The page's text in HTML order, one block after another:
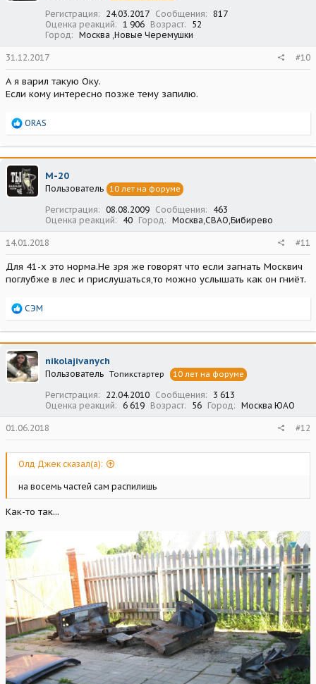
Регистрация 24.03.2017 Сообщения
817
Оценка реакций
1 906 Возраст
52
Город
Москва ,Новые Черемушки
31.12.2017 #10
А я варил такую Оку.
Если кому интересно позже тему запилю.
Р
а
к
ц
и
и
ORAS
М-20
Пользователь 10 лет на форуме
Регистрация 08.08.2009 Сообщения
463
Оценка реакций
40 Город Москва,СВАО,Бибирево
14.01.2018 #11
Для 41-х это норма.Не зря же говорят что если загнать Москвич
поглубже в лес и прислушаться,то можно услышать как он гниёт.
Р
а
к
ц
и
и
СЭМ
nikolajivanych
Пользователь Топикстартер 10 лет на форуме
Регистрация 22.04.2010 Сообщения
3 613
Оценка реакций
6 619 Возраст 56 Город Москва ЮАО
01.06.2018 #12
Олд Джек сказал(а):
на восемь частей сам распилишь
Как-то так...